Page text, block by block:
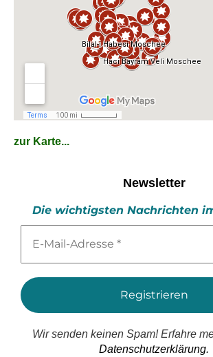
zur Karte...
Newsletter
Die wichtigsten Nachrichten
Mail-
*
Wir senden keinen Spam! Erfahre
Datenschutzerklärung.